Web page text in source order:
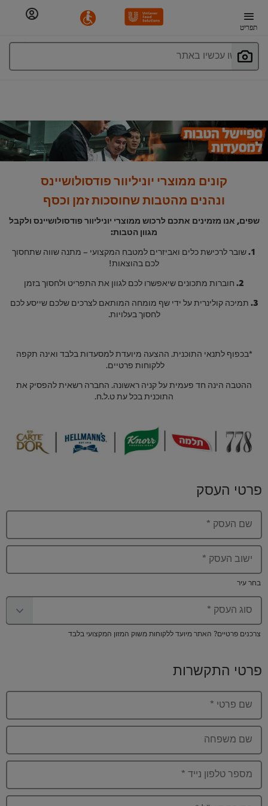
תפריט
חפשו עכשיו באתר
קונים ממוצרי יוניליוור פודסולושיינס
ונהנים מהטבות שחוסכות זמן וכסף
שפים, אנו מזמינים אתכם לרכוש ממוצרי יוניליוור פודסולושיינס ולקבל
מגוון הטבות:
1. שובר לרכישת כלים ואביזרים למטבח המקצועי – מתנה שווה שתחסוך
לכם בהוצאות!
2. חוברות מתכונים שיאפשרו לכם לגוון את התפריט ולחסוך בזמן
3. תמיכה קולינרית על ידי שף מומחה המותאם לצרכים שלכם שייסע לכם
לחסוך בעלויות.
*בכפוף לתנאי התוכנית. ההצעה מיועדת למסעדות בלבד ואינה תקפה
ללקוחות פרטיים.
ההטבה הינה חד פעמית על קניה ראשונה. החברה רשאית להפסיק את
התוכנית בכל עת ט.ל.ח.
פרטי העסק
שם העסק *
ישוב העסק *
בחר עיר
סוג העסק *
צרכנים פרטיים? האתר מיועד ללקוחות משוק המזון המקצועי בלבד
פרטי התקשרות
שם פרטי *
שם משפחה
מספר טלפון נייד *